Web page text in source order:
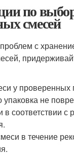
по
смесей
с
у проверенных
упаковка не
в соответствии с
в течение